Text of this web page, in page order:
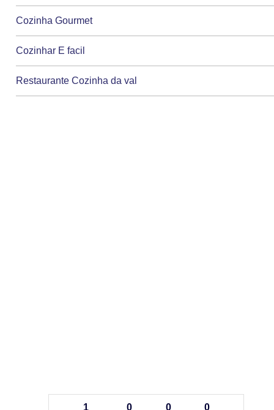
Cozinha Gourmet
Cozinhar E facil
Restaurante Cozinha da val
1 0 0 0